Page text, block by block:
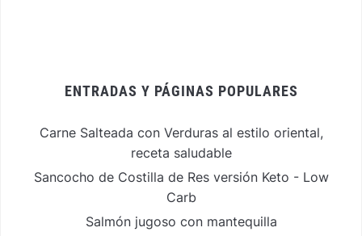
ENTRADAS Y PÁGINAS POPULARES
Carne Salteada con Verduras al estilo oriental,
receta saludable
Sancocho de Costilla de Res versión Keto - Low
Carb
Salmón jugoso con mantequilla